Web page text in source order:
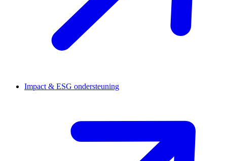
Impact & ESG ondersteuning